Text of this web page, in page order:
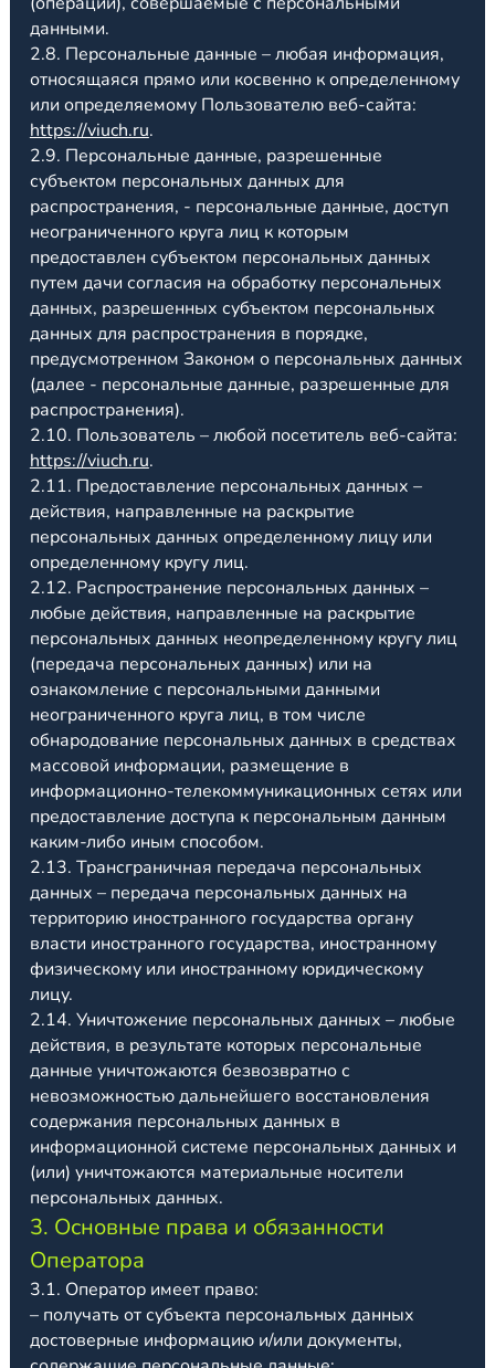
данными.
2.8. Персональные данные – любая информация,
относящаяся прямо или косвенно к определенному
или определяемому Пользователю веб-сайта:
https://viuch.ru.
2.9. Персональные данные, разрешенные
субъектом персональных данных для
распространения, - персональные данные, доступ
неограниченного круга лиц к которым
предоставлен субъектом персональных данных
путем дачи согласия на обработку персональных
данных, разрешенных субъектом персональных
данных для распространения в порядке,
предусмотренном Законом о персональных данных
(далее - персональные данные, разрешенные для
распространения).
2.10. Пользователь – любой посетитель веб-сайта:
https://viuch.ru.
2.11. Предоставление персональных данных –
действия, направленные на раскрытие
персональных данных определенному лицу или
определенному кругу лиц.
2.12. Распространение персональных данных –
любые действия, направленные на раскрытие
персональных данных неопределенному кругу лиц
(передача персональных данных) или на
ознакомление с персональными данными
неограниченного круга лиц, в том числе
обнародование персональных данных в средствах
массовой информации, размещение в
информационно-телекоммуникационных сетях или
предоставление доступа к персональным данным
каким-либо иным способом.
2.13. Трансграничная передача персональных
данных – передача персональных данных на
территорию иностранного государства органу
власти иностранного государства, иностранному
физическому или иностранному юридическому
лицу.
2.14. Уничтожение персональных данных – любые
действия, в результате которых персональные
данные уничтожаются безвозвратно с
невозможностью дальнейшего восстановления
содержания персональных данных в
информационной системе персональных данных и
(или) уничтожаются материальные носители
персональных данных.
3. Основные права и обязанности
Оператора
3.1. Оператор имеет право:
– получать от субъекта персональных данных
достоверные информацию и/или документы,